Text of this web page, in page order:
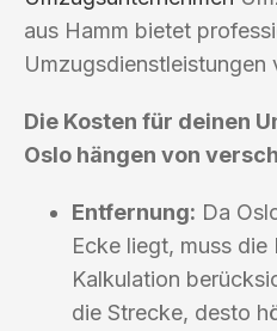
aus Hamm bietet
Umzugsdienstleistungen
Die Kosten für deinen
Oslo hängen von
Entfernung: Da
Ecke liegt, muss
Kalkulation
die Strecke, desto